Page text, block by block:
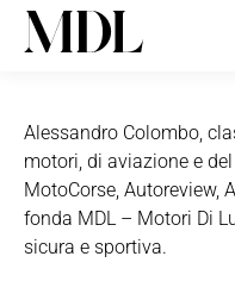
Alessandro Colombo,
motori, di aviazione e
MotoCorse, Autoreview,
fonda MDL – Motori Di
sicura e sportiva.